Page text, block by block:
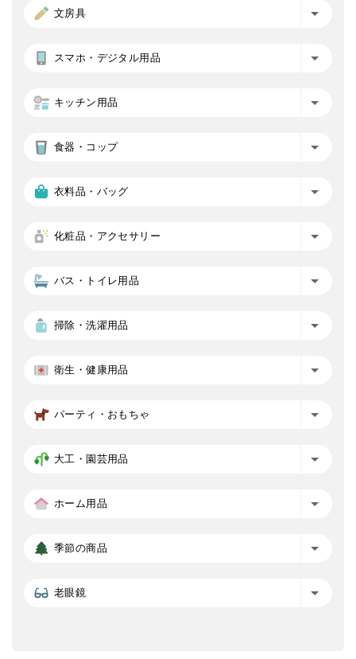
文房具
スマホ・デジタル用品
キッチン用品
食器・コップ
衣料品・バッグ
化粧品・アクセサリー
バス・トイレ用品
掃除・洗濯用品
衛生・健康用品
パーティ・おもちゃ
大工・園芸用品
ホーム用品
季節の商品
老眼鏡